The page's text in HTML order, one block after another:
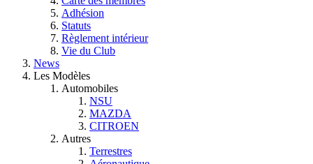
Adhésion
Statuts
Règlement intérieur
Vie du Club
News
Les Modèles
Automobiles
NSU
MAZDA
CITROEN
Autres
Terrestres